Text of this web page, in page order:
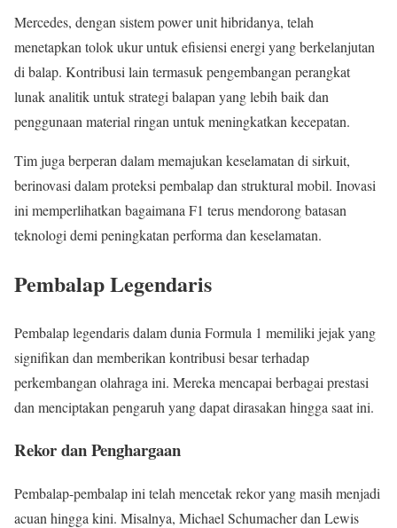
Mercedes, dengan sistem power unit hibridanya, telah
menetapkan tolok ukur untuk efisiensi energi yang berkelanjutan
di balap. Kontribusi lain termasuk pengembangan perangkat
lunak analitik untuk strategi balapan yang lebih baik dan
penggunaan material ringan untuk meningkatkan kecepatan.
Tim juga berperan dalam memajukan keselamatan di sirkuit,
berinovasi dalam proteksi pembalap dan struktural mobil. Inovasi
ini memperlihatkan bagaimana F1 terus mendorong batasan
teknologi demi peningkatan performa dan keselamatan.
Pembalap Legendaris
Pembalap legendaris dalam dunia Formula 1 memiliki jejak yang
signifikan dan memberikan kontribusi besar terhadap
perkembangan olahraga ini. Mereka mencapai berbagai prestasi
dan menciptakan pengaruh yang dapat dirasakan hingga saat ini.
Rekor dan Penghargaan
Pembalap-pembalap ini telah mencetak rekor yang masih menjadi
acuan hingga kini. Misalnya, Michael Schumacher dan Lewis